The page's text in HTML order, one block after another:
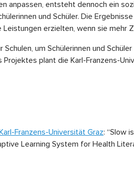
anpassen, entsteht dennoch ein
und Schüler. Die
Leistungen erzielten, wenn sie mehr
um Schülerinnen und
Projektes plant die Karl-Franzens-
Karl-Franzens-Universität Graz: “Slow
Learning System for Health